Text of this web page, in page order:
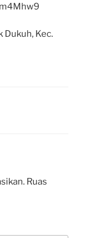
Dukuh, Kec.
Ruas